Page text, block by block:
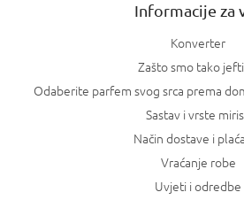
Informacije za
Konverter
Zašto smo tako
Odaberite parfem svog srca prema
Sastav i vrste
Način dostave i
Vraćanje robe
Uvjeti i odredbe